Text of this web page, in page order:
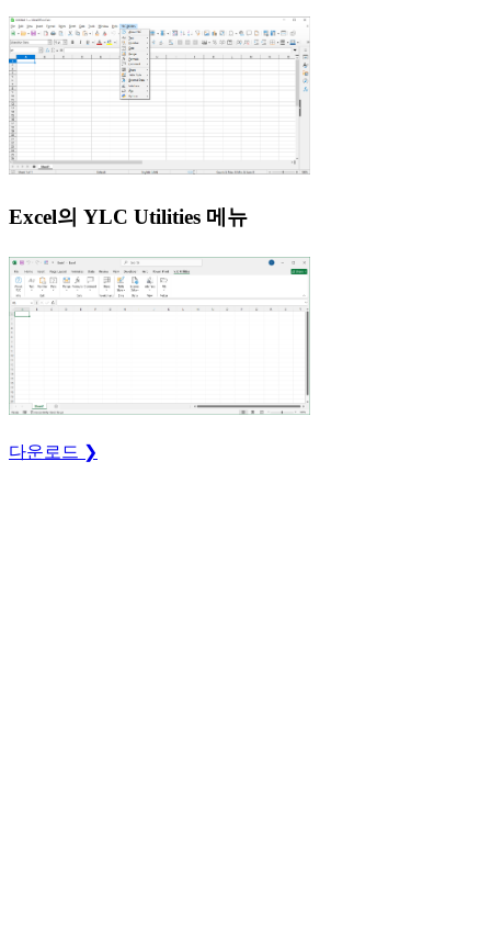
Excel의 YLC Utilities 메뉴
다운로드 ❯